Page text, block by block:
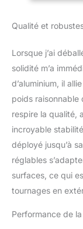
Qualité et
Lorsque j’ai
solidité m’a
d’aluminium, il
poids raisonnable
respire la qualité,
incroyable
déployé jusqu’à
réglables
surfaces, ce qui
tournages en
Performance de